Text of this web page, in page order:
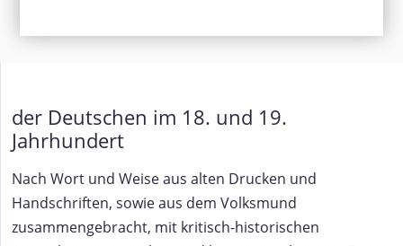
der Deutschen im 18. und 19.
Jahrhundert
Nach Wort und Weise aus alten Drucken und
Handschriften, sowie aus dem Volksmund
zusammengebracht, mit kritisch-historischen